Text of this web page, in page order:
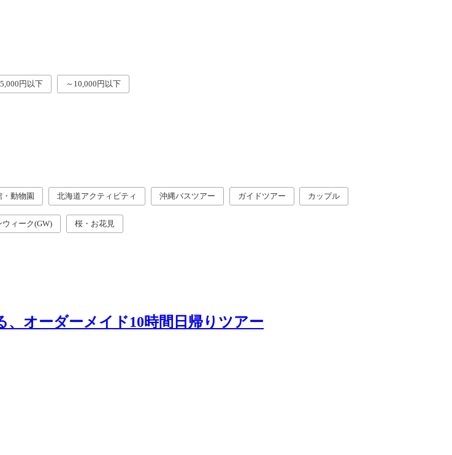
円以下 ～10,000円以下
・動物園 北海道アクティビティ 沖縄バスツアー ガイドツアー カップル
ウィーク(GW) 桜・お花見
、オーダーメイド10時間日帰りツアー